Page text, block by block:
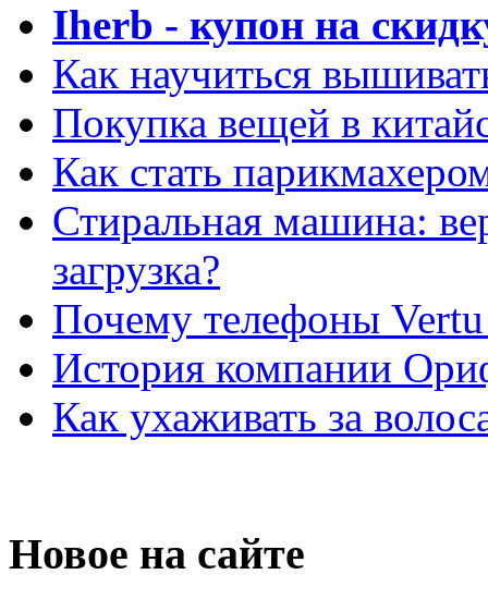
Iherb - купон на
Как научиться
Покупка вещей в
Как стать
Стиральная машина:
загрузка?
Почему телефоны Vertu
История компании
Как ухаживать за
Новое на сайте